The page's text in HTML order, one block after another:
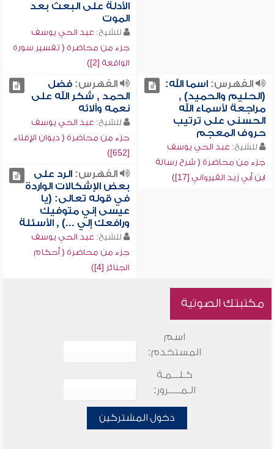
الأدلة على البعث بعد
الموت
للشيخ: عبد الحي يوسف
جزء من محاضرة ( تفسير سورة
الواقعة [2])
الفهرس:اسما الله:
(الحليم والحميد) ,
مراجعة لأسماء الله
الحسنى على ترتيب
حروف المعجم
للشيخ: عبد الحي يوسف
جزء من محاضرة ( شرح رسالة
ابن أبي زيد القيرواني [17])
الفهرس:فضل
الحمد , شكر الله على
نعمه وآلائه
للشيخ: عبد الحي يوسف
جزء من محاضرة ( ديوان الإفتاء
[652])
الفهرس:الرد على
بعض الإشكالات الواردة
في قوله تعالى: (يا
عيسى إني متوفيك
ورافعك إلي ...) , الأسئلة
للشيخ: عبد الحي يوسف
جزء من محاضرة ( أحكام
الجنائز [4])
مكتبتك الصوتية
اسم
المستخدم:
كـلـــمـة
الـمـــــرور:
دخول المشتركين